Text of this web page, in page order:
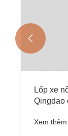
Lốp xe
Qingdao
Xem
